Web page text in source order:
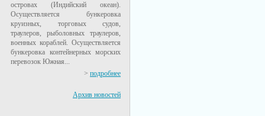
островах (Индийский океан).
Осуществляется бункеровка
круизных, торговых судов,
траулеров, рыболовных траулеров,
военных кораблей. Осуществляется
бункеровка контейнерных морских
перевозок Южная...
> подробнее
Архив новостей